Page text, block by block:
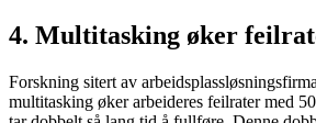
4. Multitasking øker
Forskning sitert av
multitasking øker arbeideres feilrater med